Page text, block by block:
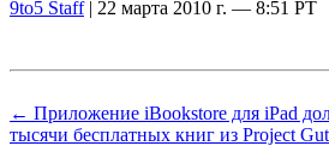
9to5 Staff| 22 марта 2010 г. — 8:51 PT
← Приложение iBookstore для iPad
тысячи бесплатных книг из Project